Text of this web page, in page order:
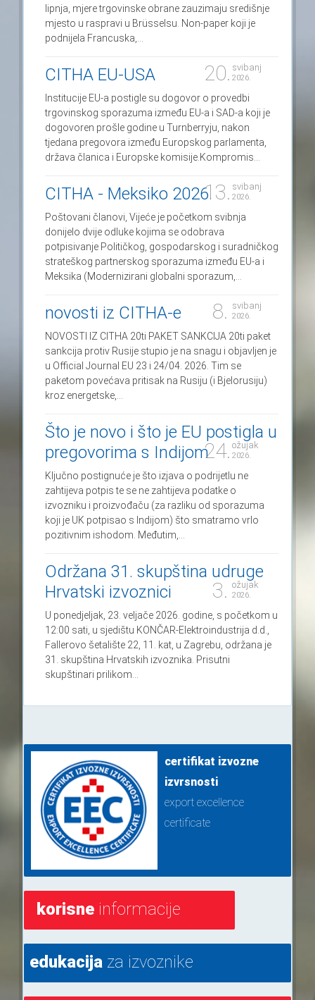
lipnja, mjere trgovinske obrane zauzimaju središnje
mjesto u raspravi u Brüsselsu. Non-paper koji je
podnijela Francuska,...
20. svibanj
2026.
CITHA EU-USA
Institucije EU-a postigle su dogovor o provedbi
trgovinskog sporazuma između EU-a i SAD-a koji je
dogovoren prošle godine u Turnberryju, nakon
tjedana pregovora između Europskog parlamenta,
država članica i Europske komisije.Kompromis...
13. svibanj
2026.
CITHA - Meksiko 2026.
Poštovani članovi, Vijeće je početkom svibnja
donijelo dvije odluke kojima se odobrava
potpisivanje Političkog, gospodarskog i suradničkog
strateškog partnerskog sporazuma između EU-a i
Meksika (Modernizirani globalni sporazum,...
8. svibanj
2026.
novosti iz CITHA-e
NOVOSTI IZ CITHA 20ti PAKET SANKCIJA 20ti paket
sankcija protiv Rusije stupio je na snagu i objavljen je
u Official Journal EU 23 i 24/04. 2026. Tim se
paketom povećava pritisak na Rusiju (i Bjelorusiju)
kroz energetske,...
24. ožujak
2026.
Što je novo i što je EU postigla u
pregovorima s Indijom
Ključno postignuće je što izjava o podrijetlu ne
zahtijeva potpis te se ne zahtijeva podatke o
izvozniku i proizvođaču (za razliku od sporazuma
koji je UK potpisao s Indijom) što smatramo vrlo
pozitivnim ishodom. Međutim,...
3. ožujak
2026.
Održana 31. skupština udruge
Hrvatski izvoznici
U ponedjeljak, 23. veljače 2026. godine, s početkom u
12:00 sati, u sjedištu KONČAR-Elektroindustrija d.d.,
Fallerovo šetalište 22, 11. kat, u Zagrebu, održana je
31. skupština Hrvatskih izvoznika. Prisutni
skupštinari prilikom...
certifikat izvozne
izvrsnosti
export excellence
certificate
korisneinformacije
edukacijaza izvoznike